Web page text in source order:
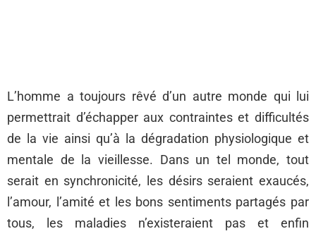
L’homme a toujours rêvé d’un autre monde qui lui
permettrait d’échapper aux contraintes et difficultés
de la vie ainsi qu’à la dégradation physiologique et
mentale de la vieillesse. Dans un tel monde, tout
serait en synchronicité, les désirs seraient exaucés,
l’amour, l’amité et les bons sentiments partagés par
tous, les maladies n’existeraient pas et enfin